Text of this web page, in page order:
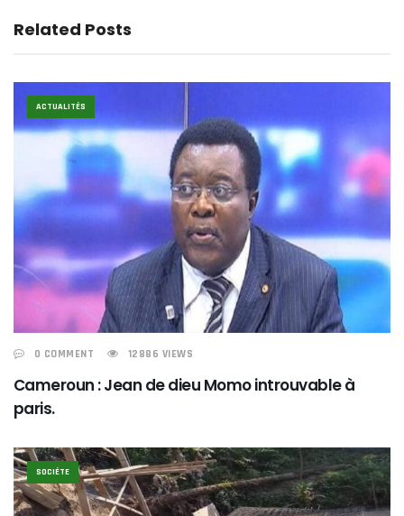
Related Posts
ACTUALITÉS
0 COMMENT 12886 VIEWS
Cameroun : Jean de dieu Momo introuvable à
paris.
SOCIÉTE